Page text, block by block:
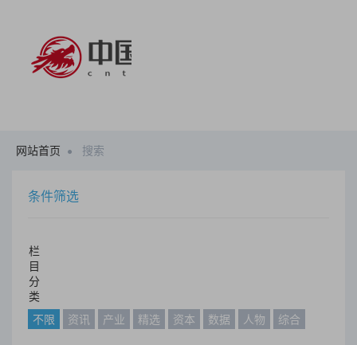
网站首页 搜索
条件筛选
栏
目
分
类
不限
资讯 产业 精选 资本 数据 人物 综合